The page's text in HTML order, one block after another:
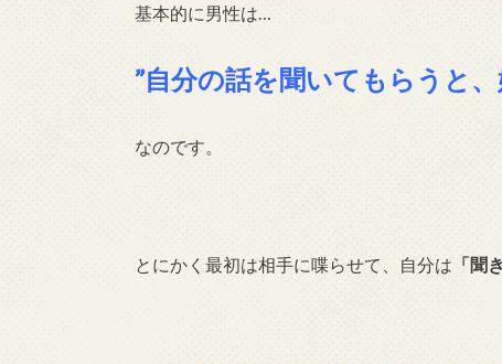
基本的に男性は…
”自分の話を聞いてもらうと
なのです。
とにかく最初は相手に喋らせて、自分は 「聞